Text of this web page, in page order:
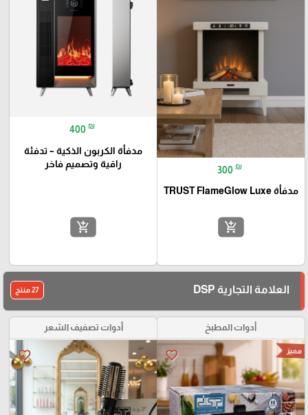
300 ₪
مدفأة TRUST FlameGlow Luxe
add_shopping_cart
400 ₪
مدفأة الكربون الذكية – تدفئة
راقية وتصميم فاخر
add_shopping_cart
العلامة التجارية DSP 27 منتج
أدوات المطبخ
favorite_border مميز
أدوات تصفيف الشعر
favorite_border